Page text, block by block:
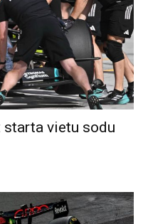
vietu sodu